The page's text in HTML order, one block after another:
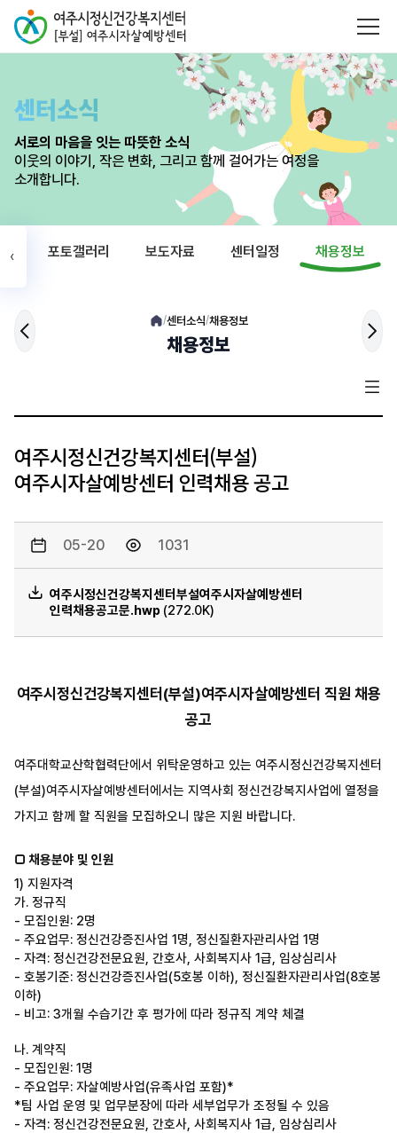
센터소식
서로의 마음을 잇는 따뜻한 소식
이웃의 이야기, 작은 변화, 그리고 함께 걸어가는 여정을
소개합니다.
‹ 포토갤러리 보도자료 센터일정 채용정보
/센터소식/채용정보
채용정보
여주시정신건강복지센터(부설)
여주시자살예방센터 인력채용 공고
05-20 1031
여주시정신건강복지센터부설여주시자살예방센터
인력채용공고문.hwp (272.0K)
여주시정신건강복지센터 (부설)여주시자살예방센터 직원 채용
공고
여주대학교산학협력단에서 위탁운영하고 있는 여주시정신건강복지센터
(부설)여주시자살예방센터에서는 지역사회 정신건강복지사업에 열정을
가지고 함께 할 직원을 모집하오니 많은 지원 바랍니다.
□ 채용분야 및 인원
1) 지원자격
가. 정규직
- 모집인원: 2명
- 주요업무: 정신건강증진사업 1명, 정신질환자관리사업 1명
- 자격: 정신건강전문요원, 간호사, 사회복지사 1급, 임상심리사
- 호봉기준: 정신건강증진사업(5호봉 이하), 정신질환자관리사업(8호봉
이하)
- 비고: 3개월 수습기간 후 평가에 따라 정규직 계약 체결
나. 계약직
- 모집인원: 1명
- 주요업무: 자살예방사업(유족사업 포함)*
*팀 사업 운영 및 업무분장에 따라 세부업무가 조정될 수 있음
- 자격: 정신건강전문요원, 간호사, 사회복지사 1급, 임상심리사